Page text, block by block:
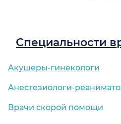
Специальности
Акушеры-гинекологи
Анестезиологи-
Врачи скорой помощи